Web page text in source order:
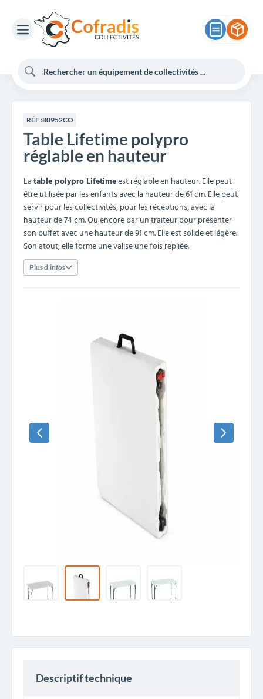
RÉF :80952CO
Table Lifetime polypro
réglable en hauteur
Latable polypro Lifetimeest réglable en hauteur. Elle peut
être utilisée par les enfants avec la hauteur de 61 cm. Elle peut
servir pour les collectivités, pour les réceptions, avec la
hauteur de 74 cm. Ou encore par un traiteur pour présenter
son buffet avec une hauteur de 91 cm. Elle est solide et légère.
Son atout, elle forme une valise une fois repliée.
Plus d'infos
Descriptif technique